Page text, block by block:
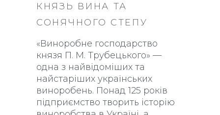
КНЯЗЬ ВИНА ТА
СОНЯЧНОГО СТЕПУ
«Виноробне господарство
князя П. М. Трубецького» —
одна з найвідоміших та
найстаріших українських
виноробень. Понад 125 років
підприємство творить історію